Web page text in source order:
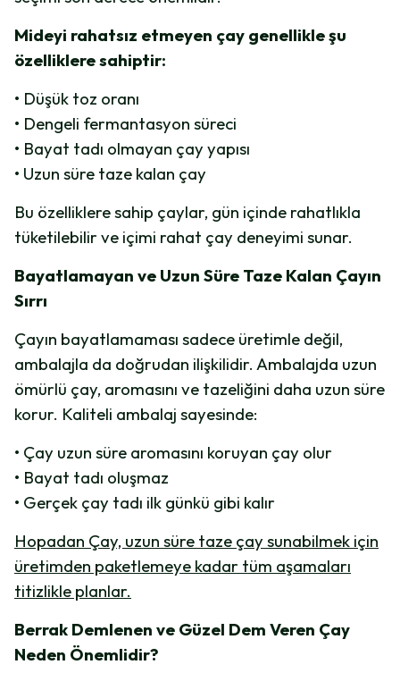
Mideyi rahatsız etmeyen çay genellikle şu
özelliklere sahiptir:
• Düşük toz oranı
• Dengeli fermantasyon süreci
• Bayat tadı olmayan çay yapısı
• Uzun süre taze kalan çay
Bu özelliklere sahip çaylar, gün içinde rahatlıkla
tüketilebilir ve içimi rahat çay deneyimi sunar.
Bayatlamayan ve Uzun Süre Taze Kalan Çayın
Sırrı
Çayın bayatlamaması sadece üretimle değil,
ambalajla da doğrudan ilişkilidir. Ambalajda uzun
ömürlü çay, aromasını ve tazeliğini daha uzun süre
korur. Kaliteli ambalaj sayesinde:
• Çay uzun süre aromasını koruyan çay olur
• Bayat tadı oluşmaz
• Gerçek çay tadı ilk günkü gibi kalır
Hopadan Çay, uzun süre taze çay sunabilmek için
üretimden paketlemeye kadar tüm aşamaları
titizlikle planlar.
Berrak Demlenen ve Güzel Dem Veren Çay
Neden Önemlidir?